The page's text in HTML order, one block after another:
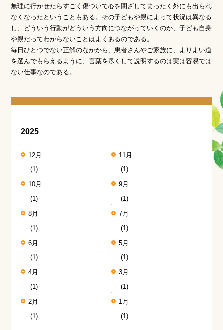
無理に行かせたらすごく傷ついて心を閉ざしてまったく外にも出られ
なくなったということもある。その子どもや親によって状況は異なる
し、どういう行動がどういう方向につながっていくのか、子ども自身
や親だってわからないことはよくあるのである。
毎日ひとつでない正解のなかから、患者さんやご家族に、よりよい道
を選んでもらえるように、言葉を尽くして説明するのは実は容易では
ない仕事なのである。
2025
12月
(1)
11月
(1)
10月
(1)
9月
(1)
8月
(1)
7月
(1)
6月
(1)
5月
(1)
4月
(1)
3月
(1)
2月
(1)
1月
(1)